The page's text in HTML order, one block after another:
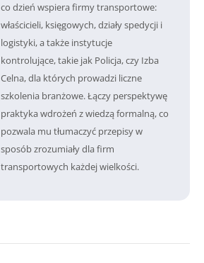
co dzień wspiera firmy transportowe:
właścicieli, księgowych, działy spedycji i
logistyki, a także instytucje
kontrolujące, takie jak Policja, czy Izba
Celna, dla których prowadzi liczne
szkolenia branżowe. Łączy perspektywę
praktyka wdrożeń z wiedzą formalną, co
pozwala mu tłumaczyć przepisy w
sposób zrozumiały dla firm
transportowych każdej wielkości.